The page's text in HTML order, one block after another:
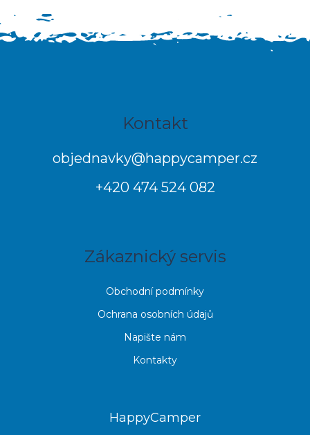
u
Kontakt
objednavky@happycamper.cz
+420 474 524 082
Zákaznický servis
Obchodní podmínky
Ochrana osobních údajů
Napište nám
Kontakty
HappyCamper